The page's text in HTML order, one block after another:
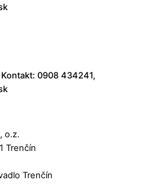
0908 434241,
o.z.
Trenčín
Trenčín